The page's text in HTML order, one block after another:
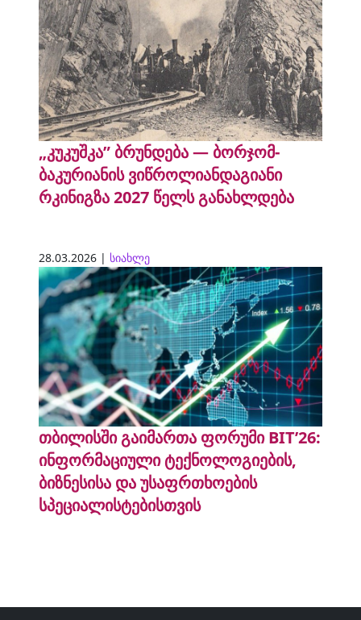
„კუკუშკა” ბრუნდება — ბორჯომ-
ბაკურიანის ვიწროლიანდაგიანი
რკინიგზა 2027 წელს განახლდება
28.03.2026 | სიახლე
თბილისში გაიმართა ფორუმი BIT’26:
ინფორმაციული ტექნოლოგიების,
ბიზნესისა და უსაფრთხოების
სპეციალისტებისთვის